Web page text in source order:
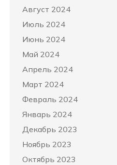
Август 2024
Июль 2024
Июнь 2024
Май 2024
Апрель 2024
Март 2024
Февраль 2024
Январь 2024
Декабрь 2023
Ноябрь 2023
Октябрь 2023